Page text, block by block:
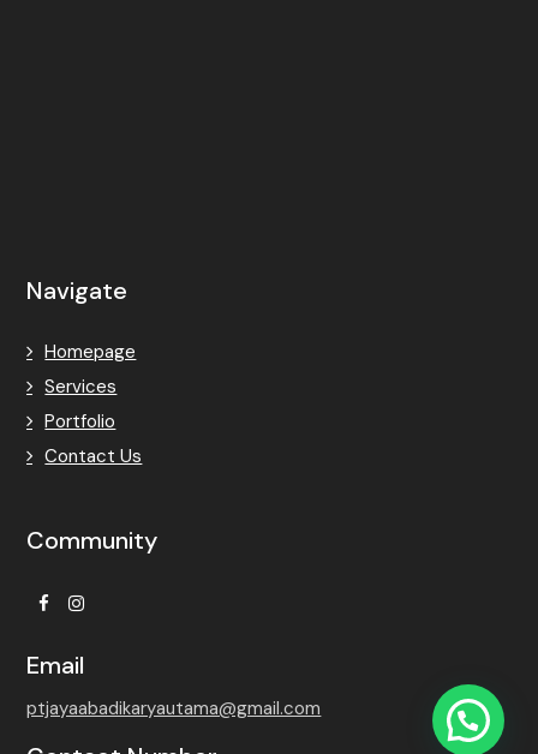
Navigate
Homepage
Services
Portfolio
Contact Us
Community
FacebookInstagram
Email
ptjayaabadikaryautama@gmail.com